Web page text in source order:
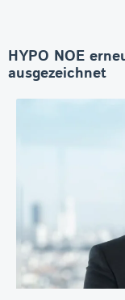
HYPO NOE
ausgezeichnet